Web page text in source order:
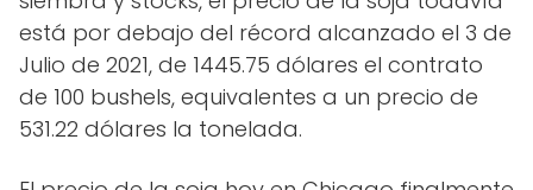
está por debajo del récord alcanzado el 3 de
Julio de 2021, de 1445.75 dólares el contrato
de 100 bushels, equivalentes a un precio de
531.22 dólares la tonelada.